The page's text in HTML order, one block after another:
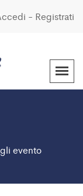
- Registrati
evento